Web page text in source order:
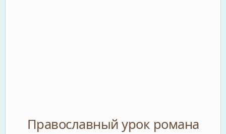
Православный урок романа